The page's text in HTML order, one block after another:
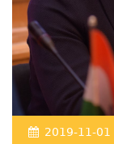
2019-11-01